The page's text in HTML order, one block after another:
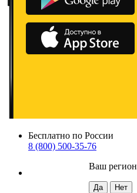
Бесплатно по России
8 (800) 500-35-76
Ваш регион